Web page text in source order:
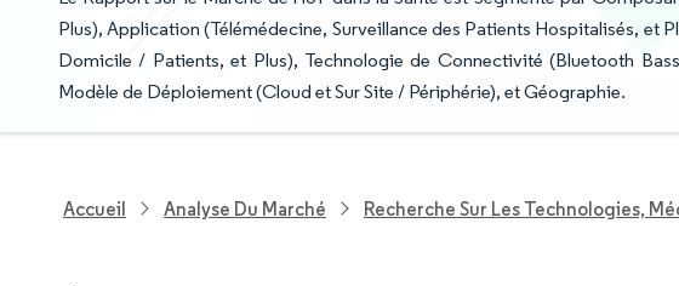
Plus), Application (Télémédecine, Surveillance des Patients Hospitalisés, et
Domicile / Patients, et Plus), Technologie de Connectivité (Bluetooth
Modèle de Déploiement (Cloud et Sur Site / Périphérie), et Géographie.
Accueil Analyse Du Marché Recherche Sur Les Technologies,